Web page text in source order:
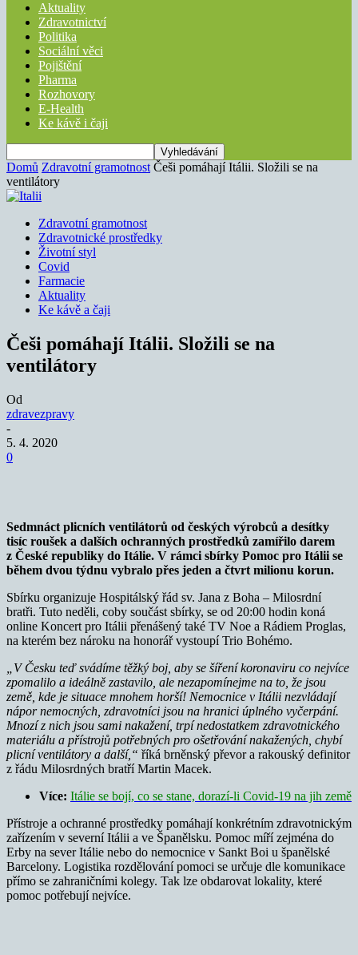
Aktuality
Zdravotnictví
Politika
Sociální věci
Pojištění
Pharma
Rozhovory
E-Health
Ke kávě i čaji
Domů Zdravotní gramotnost Češi pomáhají Itálii. Složili se na
ventilátory
Zdravotní gramotnost
Zdravotnické prostředky
Životní styl
Covid
Farmacie
Aktuality
Ke kávě a čaji
Češi pomáhají Itálii. Složili se na
ventilátory
Od
zdravezpravy
-
5. 4. 2020
0
Sedmnáct plicních ventilátorů od českých výrobců a desítky
tisíc roušek a dalších ochranných prostředků zamířilo darem
z České republiky do Itálie. V rámci sbírky Pomoc pro Itálii se
během dvou týdnu vybralo přes jeden a čtvrt milionu korun.
Sbírku organizuje Hospitálský řád sv. Jana z Boha – Milosrdní
bratři. Tuto neděli, coby součást sbírky, se od 20:00 hodin koná
online Koncert pro Itálii přenášený také TV Noe a Rádiem Proglas,
na kterém bez nároku na honorář vystoupí Trio Bohémo.
„V Česku teď svádíme těžký boj, aby se šíření koronaviru co nejvíce
zpomalilo a ideálně zastavilo, ale nezapomínejme na to, že jsou
země, kde je situace mnohem horší! Nemocnice v Itálii nezvládají
nápor nemocných, zdravotníci jsou na hranici úplného vyčerpání.
Mnozí z nich jsou sami nakažení, trpí nedostatkem zdravotnického
materiálu a přístrojů potřebných pro ošetřování nakažených, chybí
plicní ventilátory a další,“ říká brněnský převor a rakouský definitor
z řádu Milosrdných bratří Martin Macek.
Více: Itálie se bojí, co se stane, dorazí-li Covid-19 na jih země
Přístroje a ochranné prostředky pomáhají konkrétním zdravotnickým
zařízením v severní Itálii a ve Španělsku. Pomoc míří zejména do
Erby na sever Itálie nebo do nemocnice v Sankt Boi u španělské
Barcelony. Logistika rozdělování pomoci se určuje dle komunikace
přímo se zahraničními kolegy. Tak lze obdarovat lokality, které
pomoc potřebují nejvíce.